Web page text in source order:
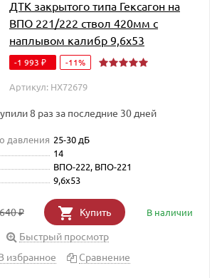
ДТК закрытого типа Гексагон на
ВПО 221/222 ствол 420мм с
наплывом калибр 9,6х53
-1 993 -11%
Артикул: HX72679
8 раз за последние 30 дней
давления 25-30 дБ
14
ВПО-222, ВПО-221
9,6х53
₽ Купить В наличии
Быстрый просмотр
избранное
Сравнение